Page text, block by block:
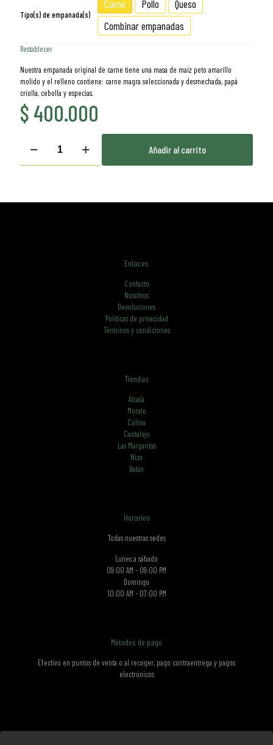
$ 400.000
Tipo(s) de empanada(s)
Carne Pollo
Queso
Combinar empanadas
Restablecer
Nuestra empanada original de carne tiene una masa de maíz peto amarillo
molido y el relleno contiene: carne magra seleccionada y desmechada, papá
criolla, cebolla y especias.
$ 400.000
cantidad
Añadir al carrito
Enlaces
Contacto
Nosotros
Devoluciones
Políticas de privacidad
Términos y condiciones
Tiendas
Alcalá
Morato
Colina
Cantalejo
Las Margaritas
Niza
Batán
Horarios
Todas nuestras sedes
Lunes a sábado
09:00 AM - 09:00 PM
Domingo
10:00 AM - 07:00 PM
Métodos de pago
Efectivo en puntos de venta o al recoger, pago contraentrega y pagos
electrónicos